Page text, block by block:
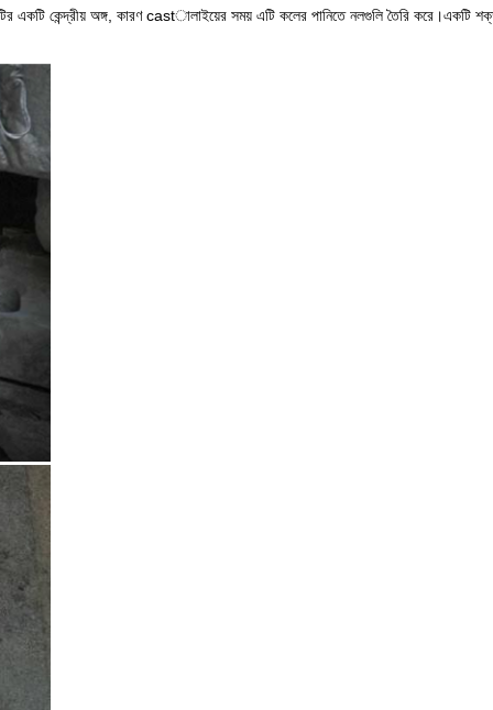
একটি কেন্দ্রীয় অঙ্গ, কারণ castালাইয়ের সময় এটি কলের পানিতে নলগুলি তৈরি করে।একটি